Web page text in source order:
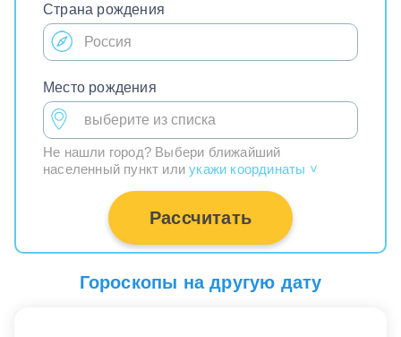
Страна рождения
Место рождения
Не нашли город? Выбери ближайший
населенный пункт илиукажи координаты >
Рассчитать
Гороскопы на другую дату